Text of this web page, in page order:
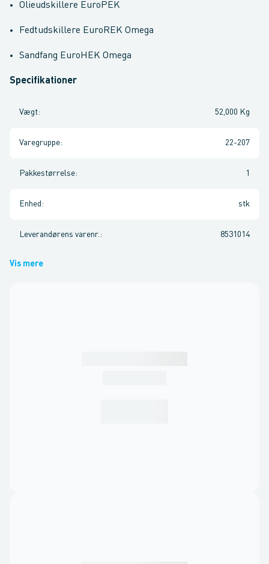
Olieudskillere EuroPEK
Fedtudskillere EuroREK Omega
Sandfang EuroHEK Omega
Specifikationer
Vægt: 52,000 Kg
Varegruppe: 22-207
Pakkestørrelse: 1
Enhed : stk
Leverandørens varenr. : 8531014
Vis mere